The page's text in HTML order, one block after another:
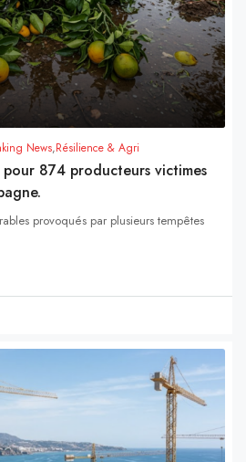
News,Résilience & Agri
pour 874 producteurs victimes
provoqués par plusieurs tempêtes